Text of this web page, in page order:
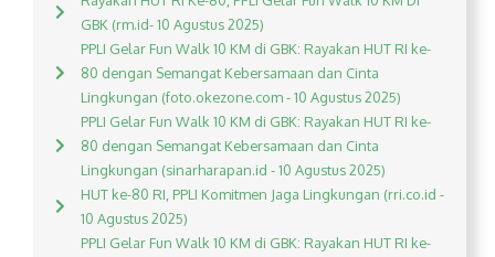
GBK (rm.id- 10 Agustus 2025)
PPLI Gelar Fun Walk 10 KM di GBK: Rayakan HUT RI ke-
80 dengan Semangat Kebersamaan dan Cinta
Lingkungan (foto.okezone.com - 10 Agustus 2025)
PPLI Gelar Fun Walk 10 KM di GBK: Rayakan HUT RI ke-
80 dengan Semangat Kebersamaan dan Cinta
Lingkungan (sinarharapan.id - 10 Agustus 2025)
HUT ke-80 RI, PPLI Komitmen Jaga Lingkungan (rri.co.id -
10 Agustus 2025)
PPLI Gelar Fun Walk 10 KM di GBK: Rayakan HUT RI ke-